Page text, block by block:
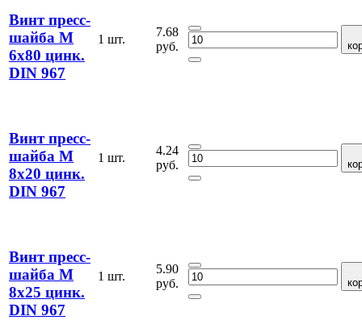
Винт пресс-
шайба М
6х80 цинк.
DIN 967
1 шт.
7.68
руб.
Винт пресс-
шайба М
8х20 цинк.
DIN 967
1 шт.
4.24
руб.
Винт пресс-
шайба М
8х25 цинк.
DIN 967
1 шт.
5.90
руб.